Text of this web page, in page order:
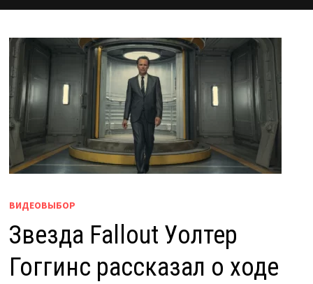
ВИДЕОВЫБОР
Звезда Fallout Уолтер
Гоггинс рассказал о ходе